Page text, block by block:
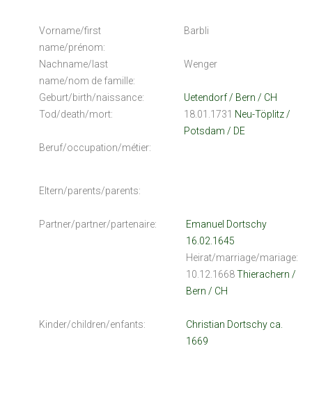
Vorname/first
name/prénom:
Barbli
Nachname/last
name/nom de famille:
Wenger
Geburt/birth/naissance:
Uetendorf / Bern / CH
Tod/death/mort:
18.01.1731 Neu-Töplitz /
Potsdam / DE
Beruf/occupation/métier:
Eltern/parents/parents:
Partner/partner/partenaire:
Emanuel Dortschy
16.02.1645
Heirat/marriage/mariage:
10.12.1668Thierachern /
Bern / CH
Kinder/children/enfants:
Christian Dortschy ca.
1669